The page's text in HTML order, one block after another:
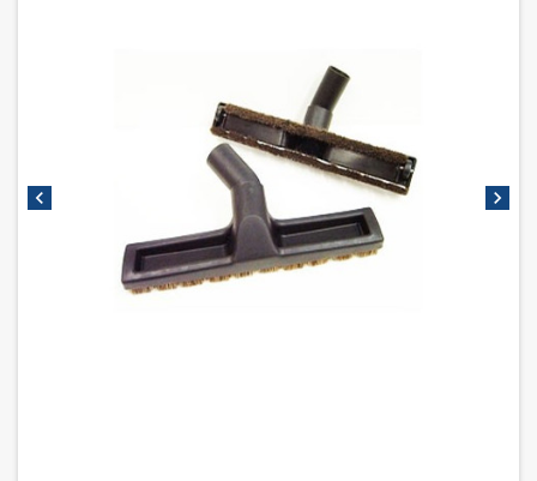
chevron_left chevron_right